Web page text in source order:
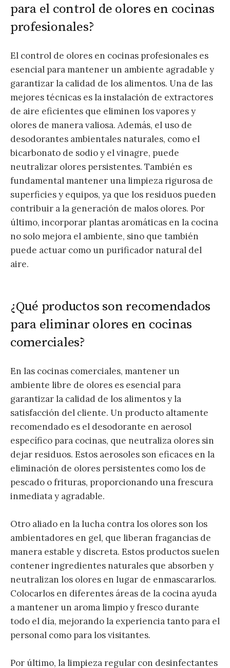
para el control de olores en cocinas
profesionales?
El control de olores en cocinas profesionales es
esencial para mantener un ambiente agradable y
garantizar la calidad de los alimentos. Una de las
mejores técnicas es la instalación de extractores
de aire eficientes que eliminen los vapores y
olores de manera valiosa. Además, el uso de
desodorantes ambientales naturales, como el
bicarbonato de sodio y el vinagre, puede
neutralizar olores persistentes. También es
fundamental mantener una limpieza rigurosa de
superficies y equipos, ya que los residuos pueden
contribuir a la generación de malos olores. Por
último, incorporar plantas aromáticas en la cocina
no solo mejora el ambiente, sino que también
puede actuar como un purificador natural del
aire.
¿Qué productos son recomendados
para eliminar olores en cocinas
comerciales?
En las cocinas comerciales, mantener un
ambiente libre de olores es esencial para
garantizar la calidad de los alimentos y la
satisfacción del cliente. Un producto altamente
recomendado es el desodorante en aerosol
específico para cocinas, que neutraliza olores sin
dejar residuos. Estos aerosoles son eficaces en la
eliminación de olores persistentes como los de
pescado o frituras, proporcionando una frescura
inmediata y agradable.
Otro aliado en la lucha contra los olores son los
ambientadores en gel, que liberan fragancias de
manera estable y discreta. Estos productos suelen
contener ingredientes naturales que absorben y
neutralizan los olores en lugar de enmascararlos.
Colocarlos en diferentes áreas de la cocina ayuda
a mantener un aroma limpio y fresco durante
todo el día, mejorando la experiencia tanto para el
personal como para los visitantes.
Por último, la limpieza regular con desinfectantes